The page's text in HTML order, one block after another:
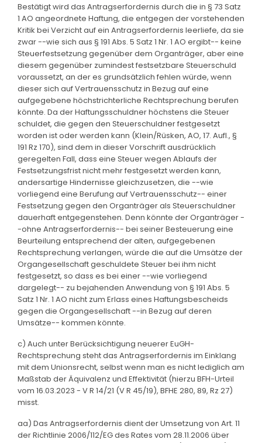
Bestätigt wird das Antragserfordernis durch die in § 73 Satz
1 AO angeordnete Haftung, die entgegen der vorstehenden
Kritik bei Verzicht auf ein Antragserfordernis leerliefe, da sie
zwar --wie sich aus § 191 Abs. 5 Satz 1 Nr. 1 AO ergibt-- keine
Steuerfestsetzung gegenüber dem Organträger, aber eine
diesem gegenüber zumindest festsetzbare Steuerschuld
voraussetzt, an der es grundsätzlich fehlen würde, wenn
dieser sich auf Vertrauensschutz in Bezug auf eine
aufgegebene höchstrichterliche Rechtsprechung berufen
könnte. Da der Haftungsschuldner höchstens die Steuer
schuldet, die gegen den Steuerschuldner festgesetzt
worden ist oder werden kann (Klein/Rüsken, AO, 17. Aufl., §
191 Rz 170), sind dem in dieser Vorschrift ausdrücklich
geregelten Fall, dass eine Steuer wegen Ablaufs der
Festsetzungsfrist nicht mehr festgesetzt werden kann,
andersartige Hindernisse gleichzusetzen, die --wie
vorliegend eine Berufung auf Vertrauensschutz-- einer
Festsetzung gegen den Organträger als Steuerschuldner
dauerhaft entgegenstehen. Denn könnte der Organträger -
-ohne Antragserfordernis-- bei seiner Besteuerung eine
Beurteilung entsprechend der alten, aufgegebenen
Rechtsprechung verlangen, würde die auf die Umsätze der
Organgesellschaft geschuldete Steuer bei ihm nicht
festgesetzt, so dass es bei einer --wie vorliegend
dargelegt-- zu bejahenden Anwendung von § 191 Abs. 5
Satz 1 Nr. 1 AO nicht zum Erlass eines Haftungsbescheids
gegen die Organgesellschaft --in Bezug auf deren
Umsätze-- kommen könnte.
c) Auch unter Berücksichtigung neuerer EuGH-
Rechtsprechung steht das Antragserfordernis im Einklang
mit dem Unionsrecht, selbst wenn man es nicht lediglich am
Maßstab der Äquivalenz und Effektivität (hierzu BFH-Urteil
vom 16.03.2023 - V R 14/21 (V R 45/19), BFHE 280, 89, Rz 27)
misst.
aa) Das Antragserfordernis dient der Umsetzung von Art. 11
der Richtlinie 2006/112/EG des Rates vom 28.11.2006 über